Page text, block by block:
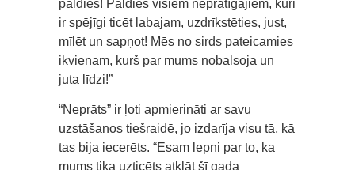
paldies! Paldies visiem neprātīgajiem, kuri
ir spējīgi ticēt labajam, uzdrīkstēties, just,
mīlēt un sapņot! Mēs no sirds pateicamies
ikvienam, kurš par mums nobalsoja un
juta līdzi!”
“Neprāts” ir ļoti apmierināti ar savu
uzstāšanos tiešraidē, jo izdarīja visu tā, kā
tas bija iecerēts. “Esam lepni par to, ka
mums tika uzticēts atklāt šī gada